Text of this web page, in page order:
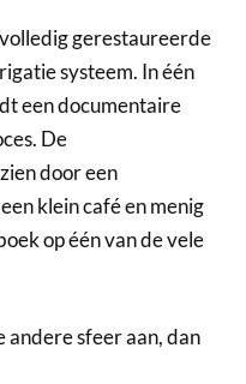
gerestaureerde
systeem. In één
een documentaire
De
door een
klein café en menig
op één van de vele
andere sfeer aan, dan